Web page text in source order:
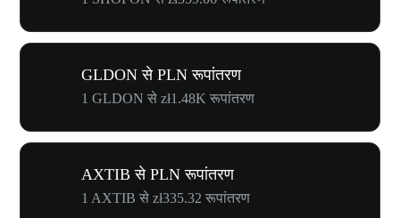
GLDON से PLN रूपांतरण
1 GLDON से zł1.48K रूपांतरण
AXTIB से PLN रूपांतरण
1 AXTIB से zł335.32 रूपांतरण